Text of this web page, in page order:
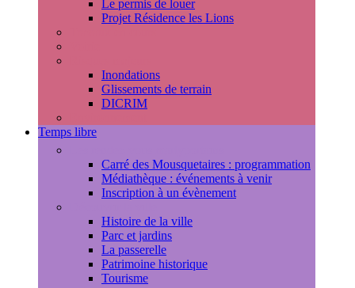
Le permis de louer
Projet Résidence les Lions
Inondations
Glissements de terrain
DICRIM
Temps libre
Carré des Mousquetaires : programmation
Médiathèque : événements à venir
Inscription à un évènement
Histoire de la ville
Parc et jardins
La passerelle
Patrimoine historique
Tourisme